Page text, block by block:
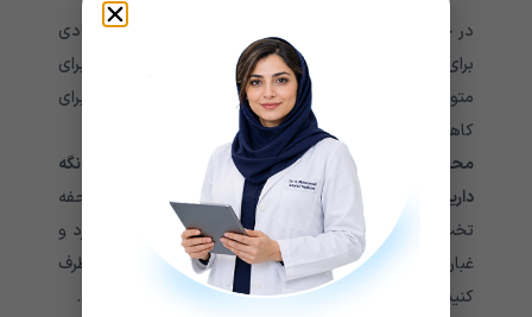
در حالی که هیچ درمانی برای آسم وجود ندارد، راه های زیادی
برای کمک به پیشگیری از آسم شبانه و درمان هایی برای
متوقف کردن سرفه های آسم در شب وجود دارد. نکاتی برای
کاهش علائم آسم عبارتند از:
محیط اتاق خواب خود را تمیز و عاری از مواد حساسیت زا نگه
دارید.
حیوانات خانگی را در اتاق خواب خود راه ندهید، ملحفه
تخت را به طور مرتب در دمای گرم بشویید تا کنه های گرد و
غبار خانه را از بین ببرید. هرگونه کپک روی دیوارها را برطرف
کنید. از استفاده از لحاف و بالش از جنس پر خودداری کنید.